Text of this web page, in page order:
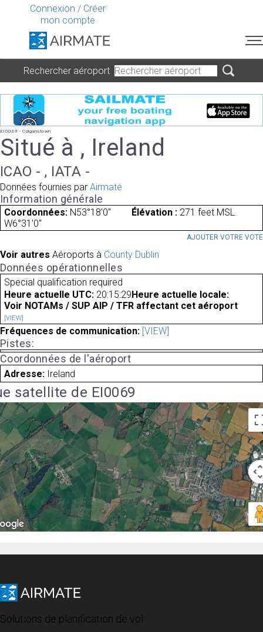
Connexion / Créer
mon compte
Rechercher aéroport
EI0069 - Colganstown
Situé à , Ireland
ICAO - , IATA -
Données fournies par Airmate
Information générale
Coordonnées: N53°18'0"
W6°31'0"
Élévation : 271 feet MSL.
AJOUTER VOTRE VOTE
Voir autres Aéroports à County Dublin
Données opérationnelles
Special qualification required
Heure actuelle UTC: 20:15:29 Heure actuelle locale:
Voir NOTAMs / SUP AIP / TFR affectant cet aéroport
[VIEW]
Fréquences de communication: [VIEW]
Pistes:
Coordonnées de l'aéroport
Adresse: Ireland
satellite de EI0069
Solutions de planification de vol